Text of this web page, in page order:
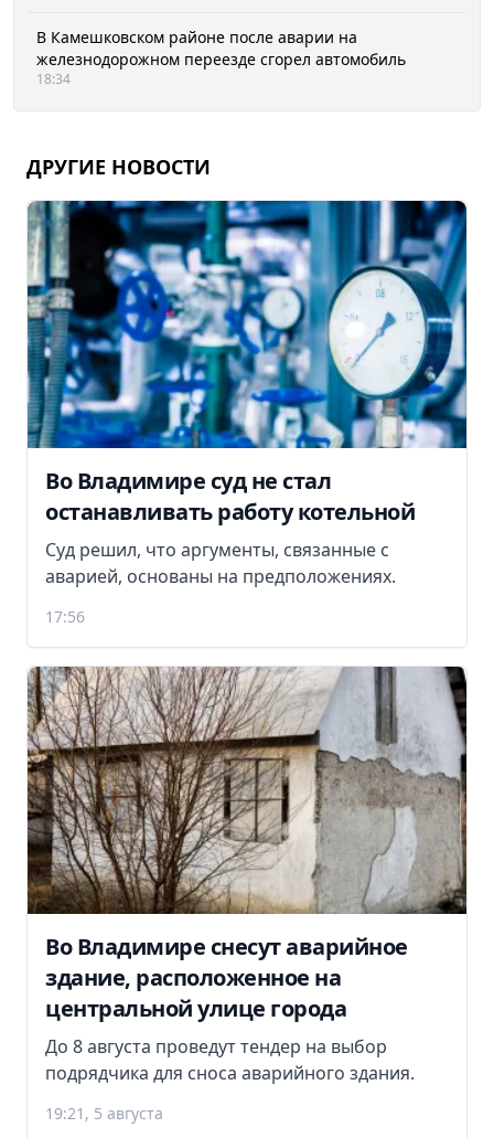
В Камешковском районе после аварии на
железнодорожном переезде сгорел автомобиль
18:34
ДРУГИЕ НОВОСТИ
Во Владимире суд не стал
останавливать работу котельной
Суд решил, что аргументы, связанные с
аварией, основаны на предположениях.
17:56
Во Владимире снесут аварийное
здание, расположенное на
центральной улице города
До 8 августа проведут тендер на выбор
подрядчика для сноса аварийного здания.
19:21, 5 августа